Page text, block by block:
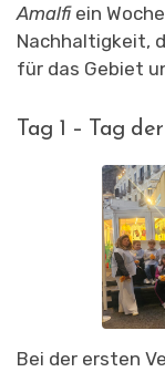
Amalfiein
Nachhaltigkeit,
für das Gebiet
Tag 1 – Tag
Bei der ersten